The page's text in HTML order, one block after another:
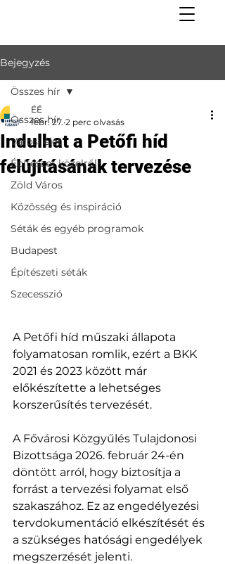
Bejegyzés
Összes hír
Városi élet
Építészet közelről
Zöld Város
Közösség és inspiráció
Séták és egyéb programok
Budapest
Építészeti séták
Szecesszió
Összes hír
Indulhat a Petőfi híd
felújításának tervezése
ÉÉ
febr. 27. 2 perc olvasás
A Petőfi híd műszaki állapota
folyamatosan romlik, ezért a BKK
2021 és 2023 között már
előkészítette a lehetséges
korszerűsítés tervezését.
A Fővárosi Közgyűlés Tulajdonosi
Bizottsága 2026. február 24-én
döntött arról, hogy biztosítja a
forrást a tervezési folyamat első
szakaszához. Ez az engedélyezési
tervdokumentáció elkészítését és
a szükséges hatósági engedélyek
megszerzését jelenti.